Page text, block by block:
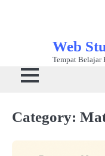
Web
Tempat Belajar
Category: